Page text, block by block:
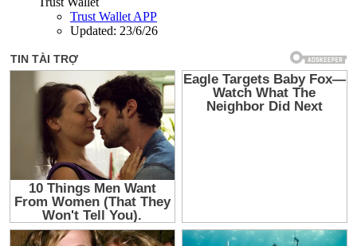
Trust Wallet APP
Updated: 23/6/26